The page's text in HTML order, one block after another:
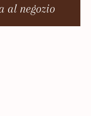
al negozio